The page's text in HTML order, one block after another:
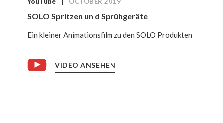
SOLO Spritzen un d Sprühgeräte
Ein kleiner Animationsfilm zu den SOLO Produkten
VIDEO ANSEHEN